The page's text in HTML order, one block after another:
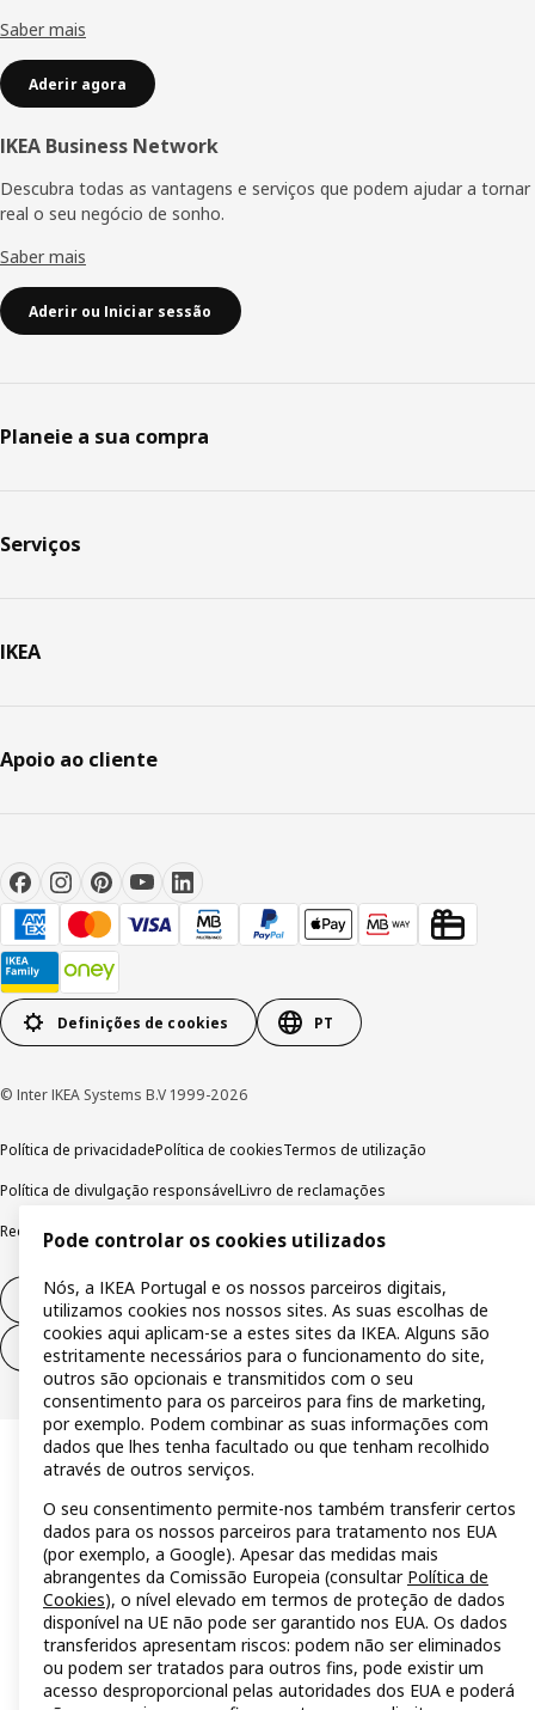
Saber mais
Aderir agora
IKEA Business Network
Descubra todas as vantagens e serviços que podem ajudar a tornar
real o seu negócio de sonho.
Saber mais
Aderir ou Iniciar sessão
Planeie a sua compra
Serviços
IKEA
Apoio ao cliente
Definições de cookies PT
© Inter IKEA Systems B.V 1999-2026
Política de privacidadePolítica de cookiesTermos de utilização
Política de divulgação responsávelLivro de reclamações
Reclamações e resolução de litígios
Direito de livre resolução
Direito de livre resolução (serviços)
Pode controlar os cookies utilizados
Nós, a IKEA Portugal e os nossos parceiros digitais,
utilizamos cookies nos nossos sites. As suas escolhas de
cookies aqui aplicam-se a estes sites da IKEA. Alguns são
estritamente necessários para o funcionamento do site,
outros são opcionais e transmitidos com o seu
consentimento para os parceiros para fins de marketing,
por exemplo. Podem combinar as suas informações com
dados que lhes tenha facultado ou que tenham recolhido
através de outros serviços.
O seu consentimento permite-nos também transferir certos
dados para os nossos parceiros para tratamento nos EUA
(por exemplo, a Google). Apesar das medidas mais
abrangentes da Comissão Europeia (consultar Política de
Cookies), o nível elevado em termos de proteção de dados
disponível na UE não pode ser garantido nos EUA. Os dados
transferidos apresentam riscos: podem não ser eliminados
ou podem ser tratados para outros fins, pode existir um
acesso desproporcional pelas autoridades dos EUA e poderá